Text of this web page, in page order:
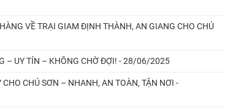
VỀ TRẠI GIAM ĐỊNH THÀNH, AN GIANG CHO CHÚ
– UY TÍN – KHÔNG CHỜ ĐỢI! - 28/06/2025
CHÚ SƠN – NHANH, AN TOÀN, TẬN NƠI -